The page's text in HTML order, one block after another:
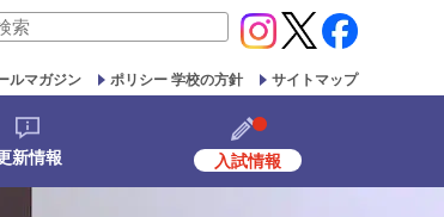
:
ルマガジン ポリシー 学校の方針 サイトマップ
新情報 入試情報